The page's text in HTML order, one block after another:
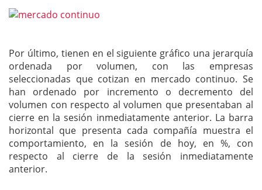
Por último, tienen en el siguiente gráfico una jerarquía
ordenada por volumen, con las empresas
seleccionadas que cotizan en mercado continuo. Se
han ordenado por incremento o decremento del
volumen con respecto al volumen que presentaban al
cierre en la sesión inmediatamente anterior. La barra
horizontal que presenta cada compañía muestra el
comportamiento, en la sesión de hoy, en %, con
respecto al cierre de la sesión inmediatamente
anterior.